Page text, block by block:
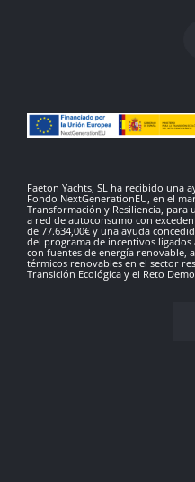
Faeton Yachts, SL ha recibido una
Fondo NextGenerationEU, en el
Transformación y Resiliencia, para
a red de autoconsumo con
de 77.634,00€ y una ayuda
del programa de incentivos
con fuentes de energía renovable,
térmicos renovables en el sector
Transición Ecológica y el Reto